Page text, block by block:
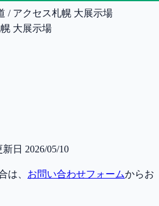
/ アクセス札幌 大展示場
大展示場
新日 2026/05/10
は、 お問い合わせフォームからお